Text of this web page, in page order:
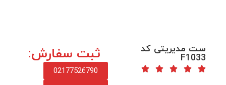
ست مدیریتی کد
F1033 ثبت سفارش:
02177526790